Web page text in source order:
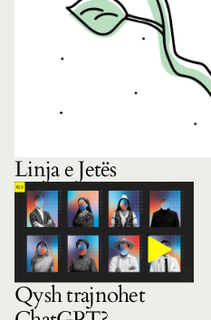
Linja e Jetës
Qysh trajnohet